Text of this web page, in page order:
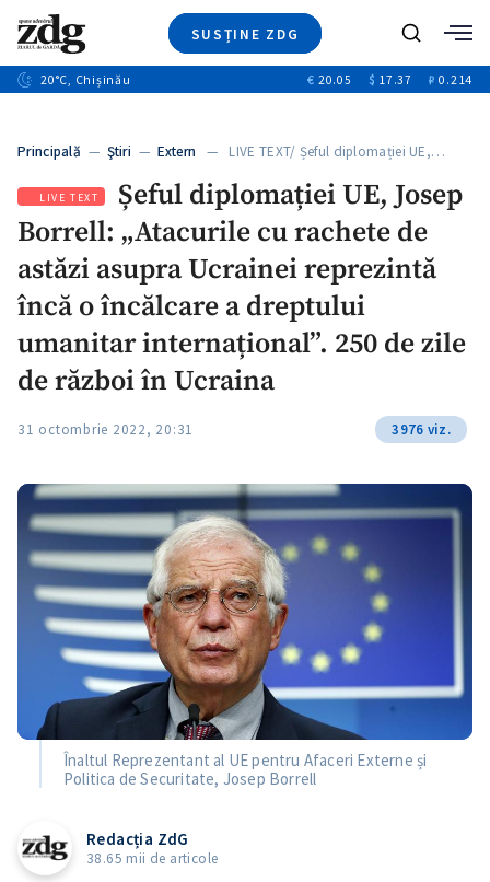
SUSȚINE ZDG
Ştiri
+6
Video
Special
+1
Blog
+2
ZdGust
Caută
20°C, Chișinău € 20.05 $ 17.37 ₽ 0.214
Principală — Ştiri — Extern — LIVE TEXT/ Șeful diplomației UE,…
LIVE TEXT
Șeful diplomației UE, Josep
Borrell: „Atacurile cu rachete de
astăzi asupra Ucrainei reprezintă
încă o încălcare a dreptului
umanitar internațional”. 250 de zile
de război în Ucraina
31 octombrie 2022, 20:31 3976 viz.
Înaltul Reprezentant al UE pentru Afaceri Externe și
Politica de Securitate, Josep Borrell
Redacția ZdG
38.65 mii de articole